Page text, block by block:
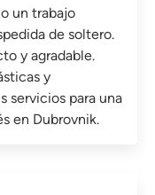
un trabajo
de soltero.
y agradable.
y
servicios para una
en Dubrovnik.